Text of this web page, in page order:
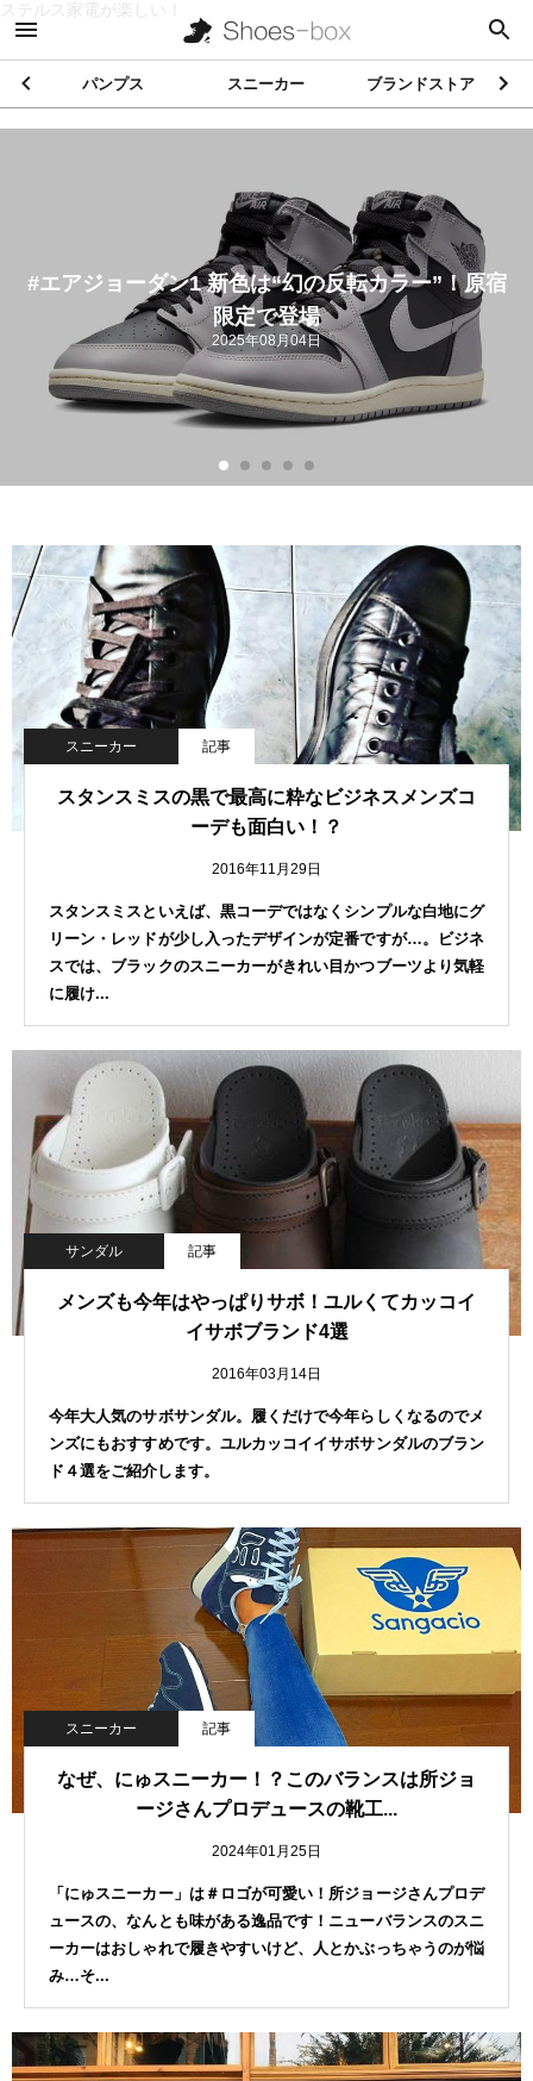
ステルス家電が楽しい！
パンプス スニーカー ブランドストア
#コンバース 新作は“青スエード”のワンスター！
デンハムとの最新コラボが熱い
2025年07月28日
スニーカー 記事
スタンスミスの黒で最高に粋なビジネスメンズコ
ーデも面白い！？
2016年11月29日
スタンスミスといえば、黒コーデではなくシンプルな白地にグ
リーン・レッドが少し入ったデザインが定番ですが…。ビジネ
スでは、ブラックのスニーカーがきれい目かつブーツより気軽
に履け...
サンダル 記事
メンズも今年はやっぱりサボ！ユルくてカッコイ
イサボブランド4選
2016年03月14日
今年大人気のサボサンダル。履くだけで今年らしくなるのでメ
ンズにもおすすめです。ユルカッコイイサボサンダルのブラン
ド４選をご紹介します。
スニーカー 記事
なぜ、にゅスニーカー！？このバランスは所ジョ
ージさんプロデュースの靴工...
2024年01月25日
「にゅスニーカー」は＃ロゴが可愛い！所ジョージさんプロデ
ュースの、なんとも味がある逸品です！ニューバランスのスニ
ーカーはおしゃれで履きやすいけど、人とかぶっちゃうのが悩
み…そ...